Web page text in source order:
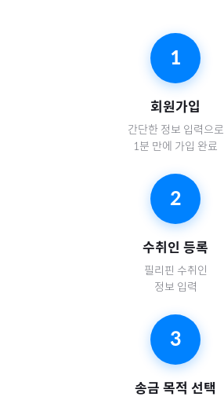
1
회원가입
간단한 정보 입력으로
1분 만에 가입 완료
2
수취인 등록
필리핀 수취인
정보 입력
3
송금 목적 선택